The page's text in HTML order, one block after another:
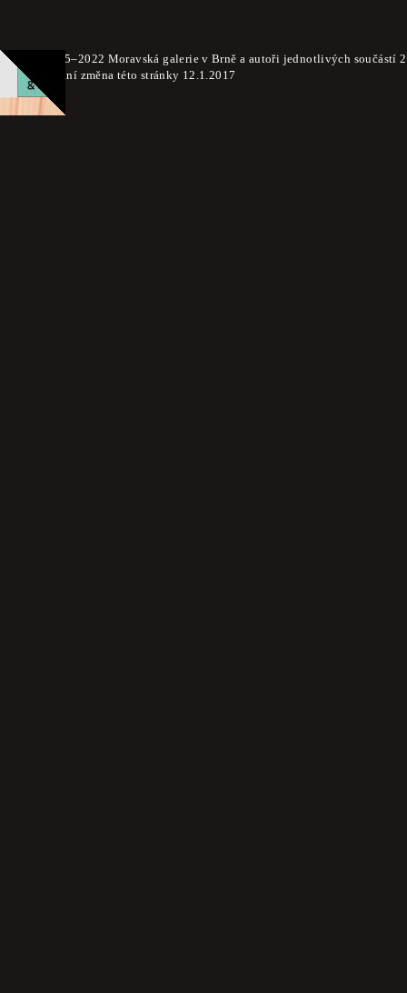
© 2015–2022 Moravská galerie v Brně a autoři jednotlivých součástí
Poslední změna této stránky 12.1.2017